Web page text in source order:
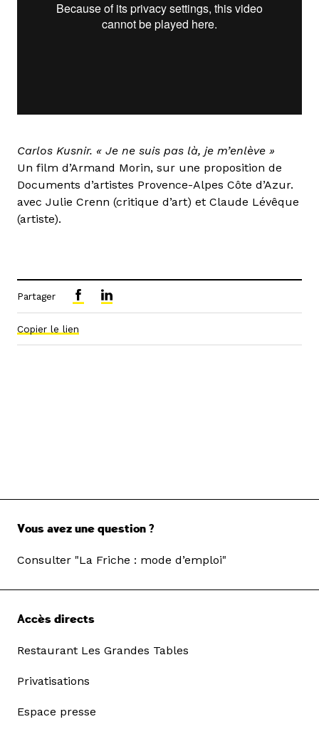
Carlos Kusnir. « Je ne suis pas là, je m’enlève »
Un film d’Armand Morin, sur une proposition de
Documents d’artistes Provence-Alpes Côte d’Azur.
avec Julie Crenn (critique d’art) et Claude Lévêque
(artiste).
Partager
Copier le lien
Vous avez une question ?
Consulter "La Friche : mode d’emploi"
Accès directs
Restaurant Les Grandes Tables
Privatisations
Espace presse